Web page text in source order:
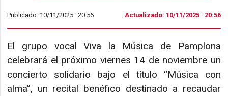
Publicado: 10/11/2025 ·20:56 Actualizado: 10/11/2025 · 20:56
El grupo vocal Viva la Música de Pamplona
celebrará el próximo viernes 14 de noviembre un
concierto solidario bajo el título “Música con
alma”, un recital benéfico destinado a recaudar